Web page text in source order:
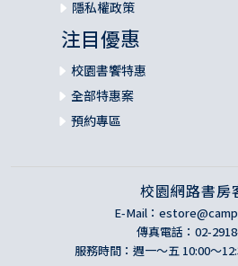
隱私權政策
注目優惠
校園書饗特惠
全部特惠案
預約專區
校園網路書房
E-Mail：
傳真電話：02-
服務時間：週一～五 10:00～